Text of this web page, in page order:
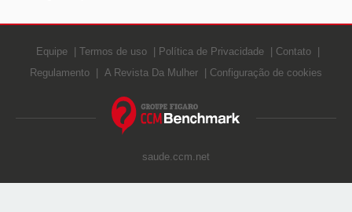
Equipe Termos de uso Política de Privacidade
Contato
Regulamento
A Revista Da Mulher Configuração de cookies
saude.ccm.net